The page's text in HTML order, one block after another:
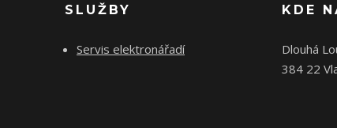
SLUŽBY
Servis elektronářadí
KDE
Dlouhá
384 22